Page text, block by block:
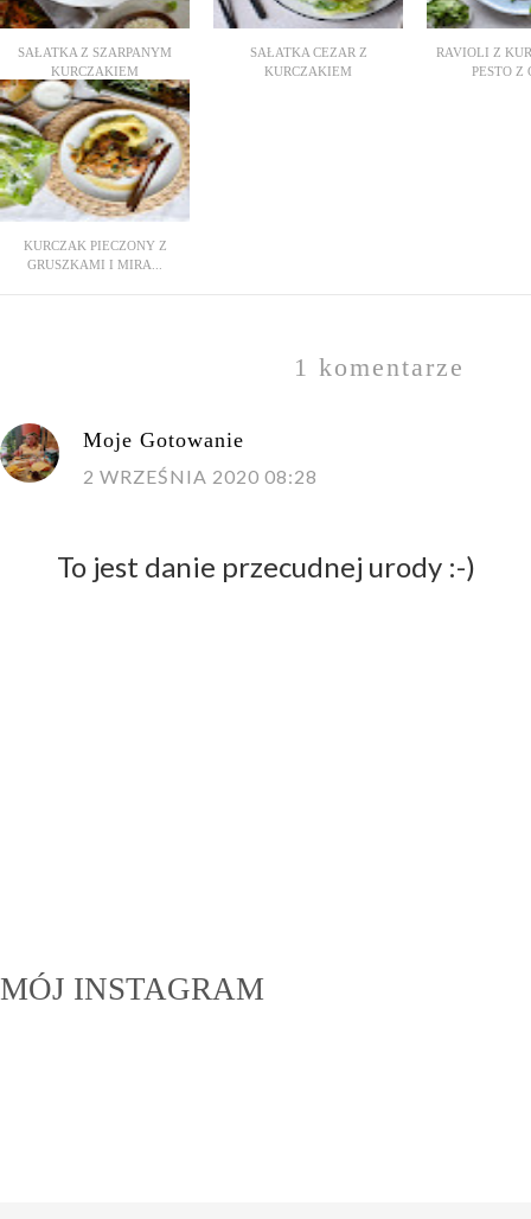
SAŁATKA Z SZARPANYM
KURCZAKIEM
SAŁATKA CEZAR Z
KURCZAKIEM
RAVIOLI Z
PESTO Z
KURCZAK PIECZONY Z
GRUSZKAMI I MIRA...
1 komentarze
Moje Gotowanie
2 WRZEŚNIA 2020 08:28
To jest danie przecudnej urody :-)
MÓJ INSTAGRAM